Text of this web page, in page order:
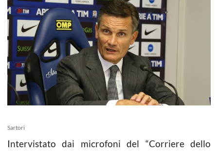
Sartori
Intervistato dai microfoni del “Corriere dello